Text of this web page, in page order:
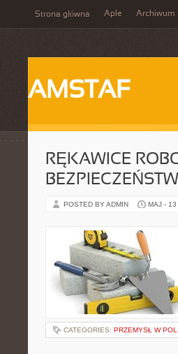
Strona główna Aple Archiwum
AMSTAF
RĘKAWICE
POSTED BY ADMIN MAJ -
CATEGORIES: PRZEMYSŁ W